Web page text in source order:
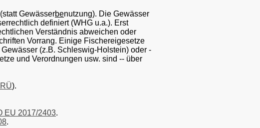
Gewässerbenutzung). Die Gewässer
definiert (WHG u.a.). Erst
Verständnis abweichen oder
Vorrang. Einige Fischereigesetze
(z.B. Schleswig-Holstein) oder -
und Verordnungen usw. sind -- über
).
EU 2017/2403.
.